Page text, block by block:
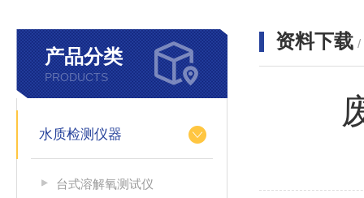
产品分类
PRODUCTS
水质检测仪器
台式溶解氧测试仪
资料下载 /